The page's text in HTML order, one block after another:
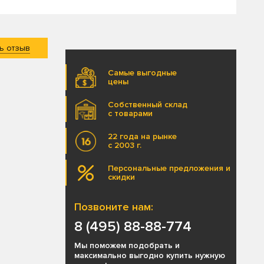
отзыв
Самые выгодные
цены
Собственный склад
с товарами
22 года на рынке
с 2003 г.
Персональные предложения и
скидки
Позвоните нам:
8 (495) 88-88-774
Мы поможем подобрать и
максимально выгодно купить нужную